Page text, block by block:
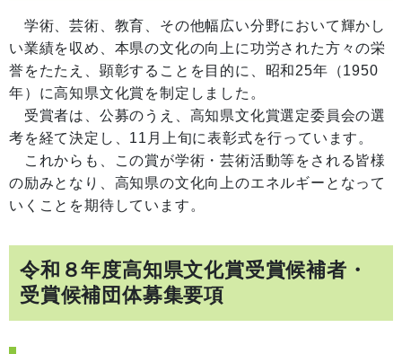
学術、芸術、教育、その他幅広い分野において輝かし
い業績を収め、本県の文化の向上に功労された方々の栄
誉をたたえ、顕彰することを目的に、昭和25年（1950
年）に高知県文化賞を制定しました。
受賞者は、公募のうえ、高知県文化賞選定委員会の選
考を経て決定し、11月上旬に表彰式を行っています。
これからも、この賞が学術・芸術活動等をされる皆様
の励みとなり、高知県の文化向上のエネルギーとなって
いくことを期待しています。
令和８年度高知県文化賞受賞候補者・
受賞候補団体募集要項